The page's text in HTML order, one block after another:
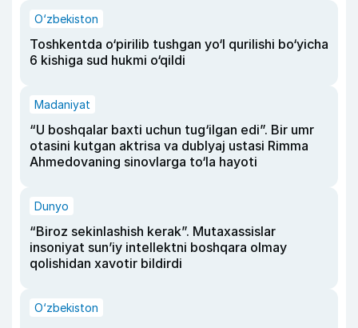
O‘zbekiston
Toshkentda o‘pirilib tushgan yo‘l qurilishi bo‘yicha
6 kishiga sud hukmi o‘qildi
Madaniyat
“U boshqalar baxti uchun tug‘ilgan edi”. Bir umr
otasini kutgan aktrisa va dublyaj ustasi Rimma
Ahmedovaning sinovlarga to‘la hayoti
Dunyo
“Biroz sekinlashish kerak”. Mutaxassislar
insoniyat sun’iy intellektni boshqara olmay
qolishidan xavotir bildirdi
O‘zbekiston